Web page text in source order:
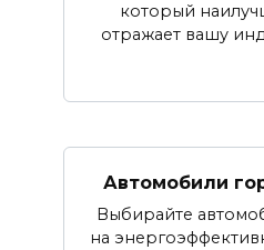
который
отражает вашу
Автомобили
Выбирайте
на